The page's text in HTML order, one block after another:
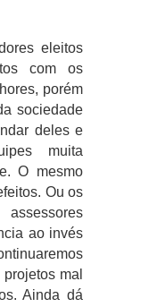
eleitos
com os
porém
sociedade
deles e
muita
O mesmo
Ou os
ao invés
mal
Ainda dá